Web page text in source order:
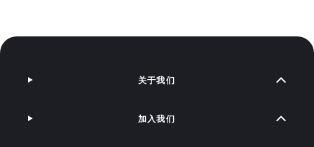
关于我们
加入我们